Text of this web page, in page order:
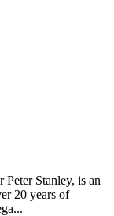
Stanley, is an
20 years of